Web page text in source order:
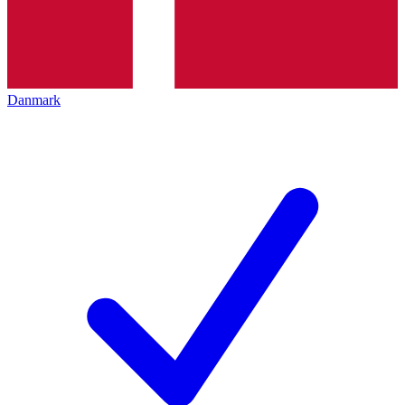
Danmark